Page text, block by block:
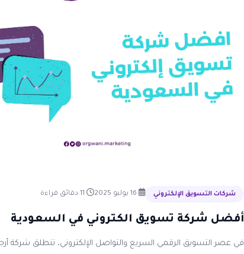
شركات التسويق الإلكتروني
أفضل شركة تسويق الكتروني في السعودية
في عصر التسويق الرقمي السريع والتواصل الإلكتروني، تنطلق شركة